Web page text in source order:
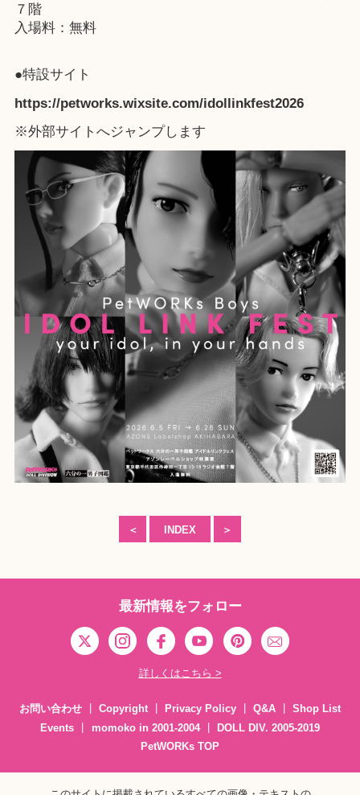
７階
入場料：無料
●特設サイト
https://petworks.wixsite.com/idollinkfest2026
※外部サイトへジャンプします
＜ INDEX ＞
最新情報をフォロー
詳しくはこちら >
お問い合わせ Copyright Privacy Policy Q&A
Shop List
Events
momoko in 2001-2004
DOLL DIV. 2005-2019
PetWORKs TOP